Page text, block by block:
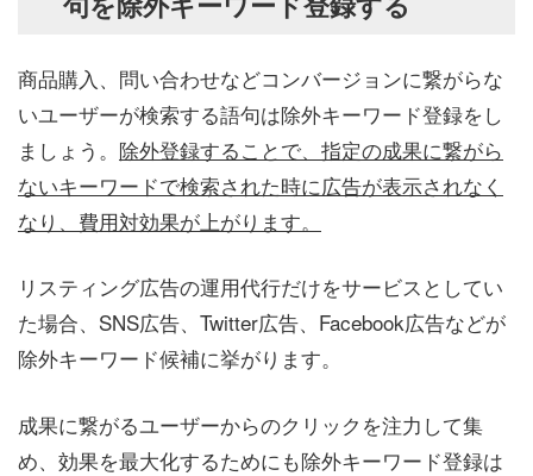
商品購入、問い合わせなどコンバージョンに繋がらな
いユーザーが検索する語句は除外キーワード登録をし
ましょう。 除外登録することで、指定の成果に繋がら
ないキーワードで検索された時に広告が表示されなく
なり、費用対効果が上がります。
リスティング広告の運用代行だけをサービスとしてい
た場合、SNS広告、Twitter広告、Facebook広告などが
除外キーワード候補に挙がります。
成果に繋がるユーザーからのクリックを注力して集
め、効果を最大化するためにも除外キーワード登録は